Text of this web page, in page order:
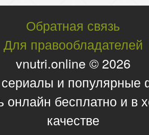
Обратная связь
Для правообладателей
vnutri.online © 2026
и
онлайн бесплатно и в
качестве